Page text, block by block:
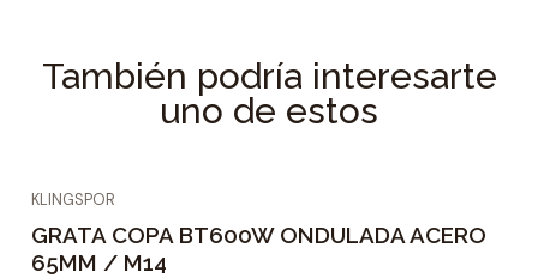
También podría interesarte
uno de estos
KLINGSPOR
GRATA COPA BT600W ONDULADA ACERO
65MM / M14